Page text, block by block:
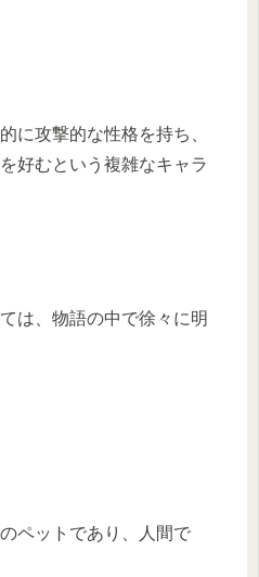
に攻撃的な性格を持ち、
好むという複雑なキャラ
は、物語の中で徐々に明
ペットであり、人間で